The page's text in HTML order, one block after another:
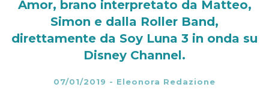
Amor, brano interpretato da Matteo,
Simon e dalla Roller Band,
direttamente da Soy Luna 3 in onda su
Disney Channel.
07/01/2019 - Eleonora Redazione